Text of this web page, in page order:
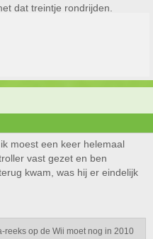
dat treintje rondrijden.
moest een keer helemaal
vast gezet en ben
kwam, was hij er eindelijk
reeks op de Wii moet nog in 2010